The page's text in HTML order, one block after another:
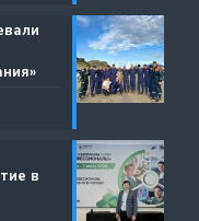
услуги
с
в